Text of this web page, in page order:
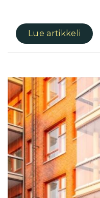
Lue artikkeli